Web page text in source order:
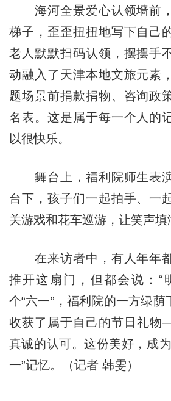
海河全景爱心认领墙前，
梯子，歪歪扭扭地写下自己
老人默默扫码认领，摆摆手
动融入了天津本地文旅元素
题场景前捐款捐物、咨询政
名表。这是属于每一个人的
以很快乐。
舞台上，福利院师生表演
台下，孩子们一起拍手、一
关游戏和花车巡游，让笑声填
在来访者中，有人年年都
推开这扇门，但都会说：“
个“六一”，福利院的一方绿
收获了属于自己的节日礼物
真诚的认可。这份美好，成
一”记忆。（记者 韩雯）